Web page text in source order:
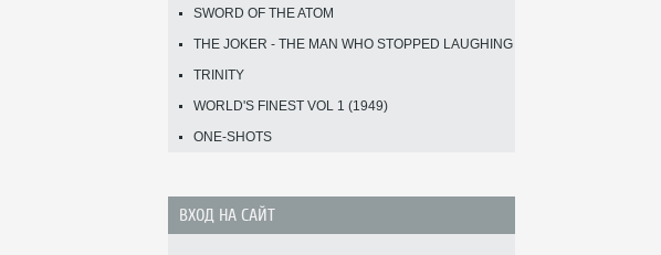
SWORD OF THE ATOM
THE JOKER - THE MAN WHO STOPPED LAUGHING
TRINITY
WORLD'S FINEST VOL 1 (1949)
ONE-SHOTS
ВХОД НА САЙТ